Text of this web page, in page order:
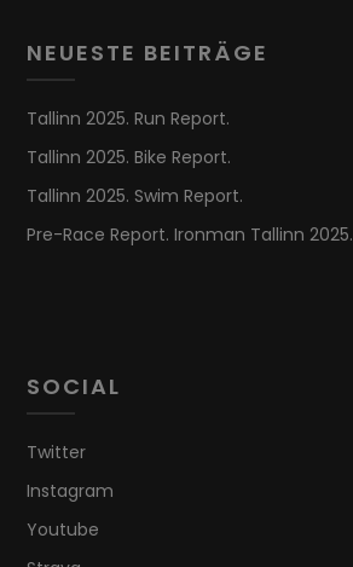
NEUESTE BEITRÄGE
Tallinn 2025. Run Report.
Tallinn 2025. Bike Report.
Tallinn 2025. Swim Report.
Pre-Race Report. Ironman Tallinn 2025.
SOCIAL
Twitter
Instagram
Youtube